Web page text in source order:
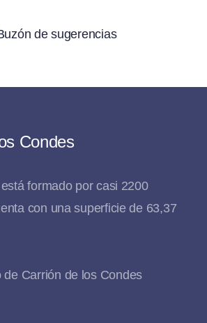
Condes
formado por casi 2200
con una superficie de 63,37